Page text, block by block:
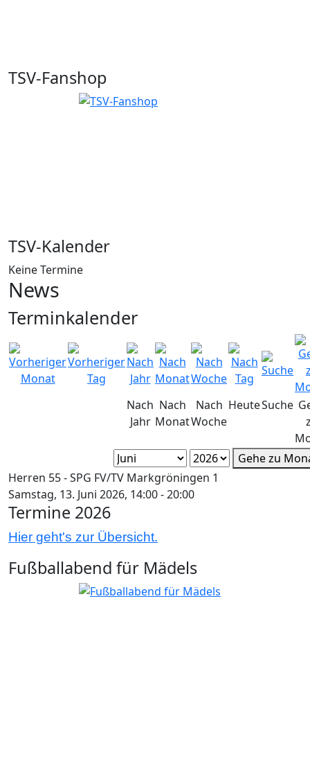
TSV-Fanshop
TSV-Kalender
Keine Termine
News
Terminkalender
Nach
Jahr
Nach
Monat
Nach
Woche
HeuteSuche
Gehe zu
Herren 55 - SPG FV/TV Markgröningen 1
Samstag, 13. Juni 2026, 14:00 - 20:00
Termine 2026
Hier geht's zur Übersicht.
Fußballabend für Mädels